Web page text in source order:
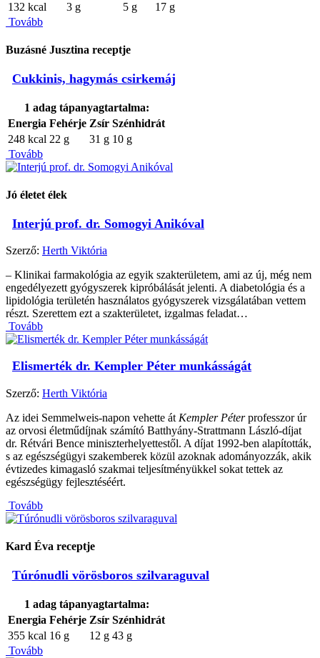
132 kcal
3 g 5 g
17 g
Tovább
Buzásné Jusztina receptje
Cukkinis, hagymás csirkemáj
1 adag tápanyagtartalma:
Energia Fehérje Zsír Szénhidrát
248 kcal 22 g 31 g 10 g
Tovább
Jó életet élek
Interjú prof. dr. Somogyi Anikóval
Szerző: Herth Viktória
– Klinikai farmakológia az egyik szakterületem, ami az új, még nem
engedélyezett gyógyszerek kipróbálását jelenti. A diabetológia és a
lipidológia területén használatos gyógyszerek vizsgálatában vettem
részt. Szerettem ezt a szakterületet, izgalmas feladat…
Tovább
Elismerték dr. Kempler Péter munkásságát
Szerző: Herth Viktória
Az idei Semmelweis-napon vehette át Kempler Péterprofesszor úr
az orvosi életműdíjnak számító Batthyány-Strattmann László-díjat
dr. Rétvári Bence miniszterhelyettestől. A díjat 1992-ben alapították,
s az egészségügyi szakemberek közül azoknak adományozzák, akik
évtizedes kimagasló szakmai teljesítményükkel sokat tettek az
egészségügy fejlesztéséért.
Tovább
Kard Éva receptje
Túrónudli vörösboros szilvaraguval
1 adag tápanyagtartalma:
Energia Fehérje Zsír Szénhidrát
355 kcal 16 g 12 g 43 g
Tovább